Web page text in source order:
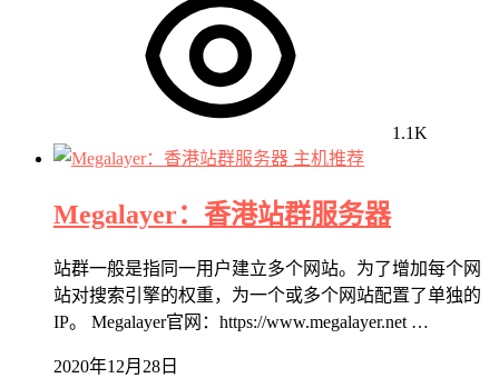
1.1K
主机推荐
Megalayer：香港站群服务器
站群一般是指同一用户建立多个网站。为了增加每个网
站对搜索引擎的权重，为一个或多个网站配置了单独的
IP。 Megalayer官网：https://www.megalayer.net …
2020年12月28日